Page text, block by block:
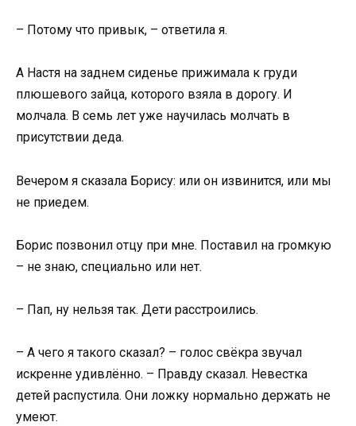
– Потому что привык, – ответила я.
А Настя на заднем сиденье прижимала к груди
плюшевого зайца, которого взяла в дорогу. И
молчала. В семь лет уже научилась молчать в
присутствии деда.
Вечером я сказала Борису: или он извинится, или мы
не приедем.
Борис позвонил отцу при мне. Поставил на громкую
– не знаю, специально или нет.
– Пап, ну нельзя так. Дети расстроились.
– А чего я такого сказал? – голос свёкра звучал
искренне удивлённо. – Правду сказал. Невестка
детей распустила. Они ложку нормально держать не
умеют.